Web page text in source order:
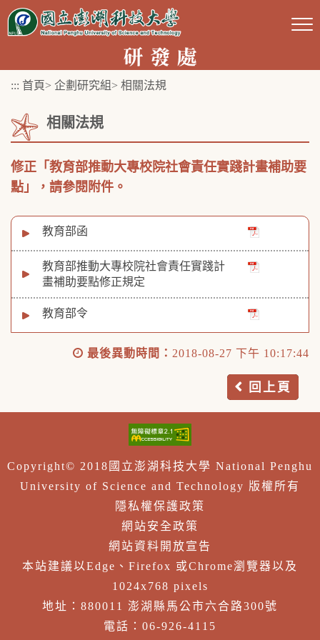
跳
::: 首頁> 企劃研究組 > 相關法規
相關法規
修正「教育部推動大專校院社會責任實踐計畫補助要
點」，請參閱附件。
教育部函
教育部推動大專校院社會責任實踐計
畫補助要點修正規定
教育部令
最後異動時間： 2018-08-27 下午 10:17:44
回上頁
Copyright© 2018國立澎湖科技大學 National Penghu
University of Science and Technology 版權所有
隱私權保護政策
網站安全政策
網站資料開放宣告
本站建議以Edge、Firefox 或Chrome瀏覽器以及
1024x768 pixels
地址：880011 澎湖縣馬公市六合路300號
電話：06-926-4115